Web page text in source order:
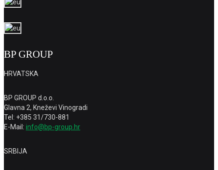
BP GROUP
HRVATSKA
BP GROUP d.o.o.
Glavna 2, Kneževi Vinogradi
Tel: +385 31/730-881
E-Mail: info@bp-group.hr
SRBIJA